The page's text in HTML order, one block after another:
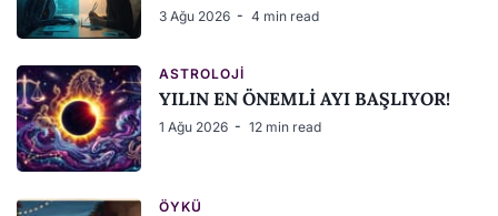
3 Ağu 2026 4 min read
ASTROLOJI
YILIN EN ÖNEMLİ AYI BAŞLIYOR!
1 Ağu 2026 12 min read
ÖYKÜ